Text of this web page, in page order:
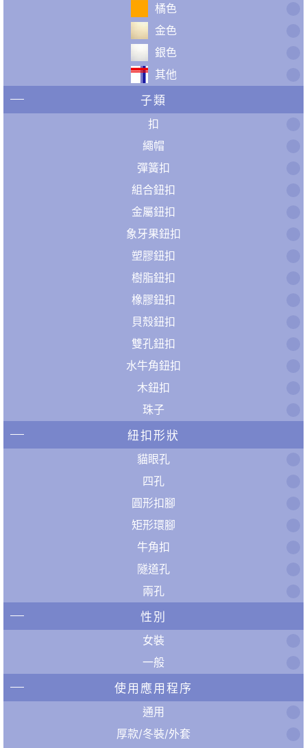
橘色
金色
銀色
其他
子類
扣
繩帽
彈簧扣
組合鈕扣
金屬鈕扣
象牙果鈕扣
塑膠鈕扣
樹脂鈕扣
橡膠鈕扣
貝殼鈕扣
雙孔鈕扣
水牛角鈕扣
木鈕扣
珠子
紐扣形狀
貓眼孔
四孔
圓形扣腳
矩形環腳
牛角扣
隧道孔
兩孔
性別
女裝
一般
使用應用程序
通用
厚款/冬裝/外套